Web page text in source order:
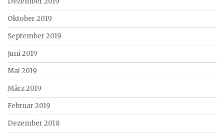
Oktober 2019
September 2019
Juni 2019
Mai 2019
März 2019
Februar 2019
Dezember 2018